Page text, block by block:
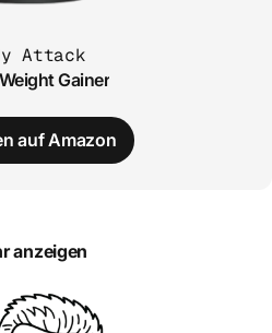
Attack
Gainer
auf Amazon
anzeigen